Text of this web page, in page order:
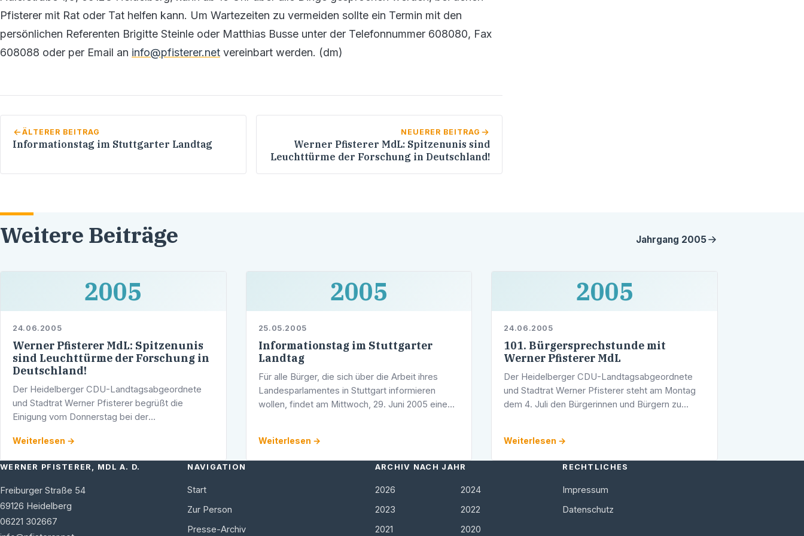
Pfisterer mit Rat oder Tat helfen kann. Um Wartezeiten zu vermeiden sollte ein Termin mit den
persönlichen Referenten Brigitte Steinle oder Matthias Busse unter der Telefonnummer 608080, Fax
608088 oder per Email an info@pfisterer.net vereinbart werden. (dm)
ÄLTERER BEITRAG
Informationstag im Stuttgarter Landtag
NEUERER BEITRAG
Werner Pfisterer MdL: Spitzenunis sind
Leuchttürme der Forschung in Deutschland!
Weitere Beiträge Jahrgang 2005
2005
24.06.2005
Werner Pfisterer MdL: Spitzenunis
sind Leuchttürme der Forschung in
Deutschland!
Der Heidelberger CDU-Landtagsabgeordnete
und Stadtrat Werner Pfisterer begrüßt die
Einigung vom Donnerstag bei der
ausdrücklich. <> lobte Pfisterer den Vorstoß.
Weiterlesen →
2005
25.05.2005
Informationstag im Stuttgarter
Landtag
Für alle Bürger, die sich über die Arbeit ihres
Landesparlamentes in Stuttgart informieren
wollen, findet am Mittwoch, 29. Juni 2005 eine
Weiterlesen →
2005
24.06.2005
101. Bürgersprechstunde mit
Werner Pfisterer MdL
Der Heidelberger CDU-Landtagsabgeordnete
und Stadtrat Werner Pfisterer steht am Montag
dem 4. Juli den Bürgerinnen und Bürgern zu
in …
Weiterlesen →
WERNER PFISTERER, MDL A. D.
Freiburger Straße 54
69126 Heidelberg
06221 302667
NAVIGATION
Start
Zur Person
Presse-Archiv
ARCHIV NACH JAHR
2026
2024
2023
2022
2021
2020
RECHTLICHES
Impressum
Datenschutz